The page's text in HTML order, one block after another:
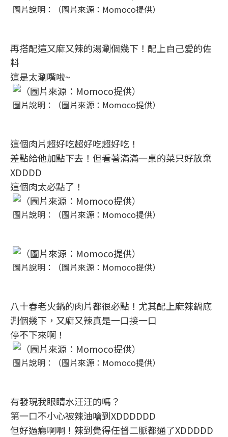
圖片說明：（圖片來源：Momoco提供）
再搭配這又麻又辣的湯涮個幾下！配上自己愛的佐
料
這是太涮嘴啦~
圖片說明：（圖片來源：Momoco提供）
這個肉片超好吃超好吃超好吃！
差點給他加點下去！但看著滿滿一桌的菜只好放棄
XDDDD
這個肉太必點了！
圖片說明：（圖片來源：Momoco提供）
圖片說明：（圖片來源：Momoco提供）
八十春老火鍋的肉片都很必點！尤其配上麻辣鍋底
涮個幾下，又麻又辣真是一口接一口
停不下來啊！
圖片說明：（圖片來源：Momoco提供）
有發現我眼睛水汪汪的嗎？
第一口不小心被辣油嗆到XDDDDDD
但好過癮啊啊！辣到覺得任督二脈都通了XDDDDD